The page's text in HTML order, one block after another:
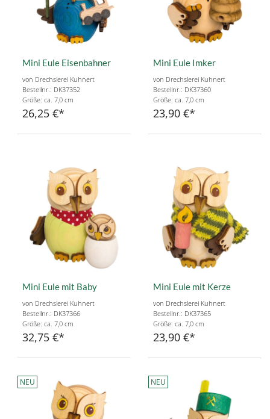
Mini Eule Eisenbahner
von Drechslerei Kuhnert
Bestellnr.: DK37352
Größe: ca. 7,0 cm
26,25 €
Mini Eule Imker
von Drechslerei Kuhnert
Bestellnr.: DK37360
Größe: ca. 7,0 cm
23,90 €
Mini Eule mit Baby
von Drechslerei Kuhnert
Bestellnr.: DK37366
Größe: ca. 7,0 cm
32,75 €
Mini Eule mit Kerze
von Drechslerei Kuhnert
Bestellnr.: DK37365
Größe: ca. 7,0 cm
23,90 €
NEU NEU